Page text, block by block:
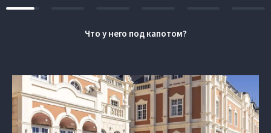
Что у него под капотом?